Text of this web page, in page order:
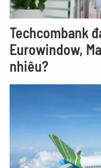
Techcombank
Eurowindow,
nhiêu?